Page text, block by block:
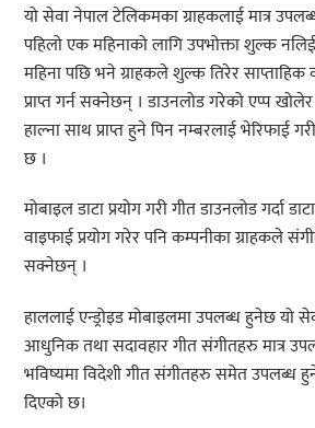
यो सेवा नेपाल टेलिकमका ग्राहकलाई मात्र
पहिलो एक महिनाको लागि उपभोक्ता शुल्क
महिना पछि भने ग्राहकले शुल्क तिरेर
प्राप्त गर्न सक्नेछन् । डाउनलोड गरेको एप्प
हाल्ना साथ प्राप्त हुने पिन नम्बरलाई भेरिफाई
छ ।
मोबाइल डाटा प्रयोग गरी गीत डाउनलोड गर्दा
वाइफाई प्रयोग गरेर पनि कम्पनीका ग्राहकले
सक्नेछन् ।
हाललाई एन्ड्रोइड मोबाइलमा उपलब्ध हुनेछ यो
आधुनिक तथा सदावहार गीत संगीतहरु मात्र
भविष्यमा विदेशी गीत संगीतहरु समेत उपलब्ध
दिएको छ।